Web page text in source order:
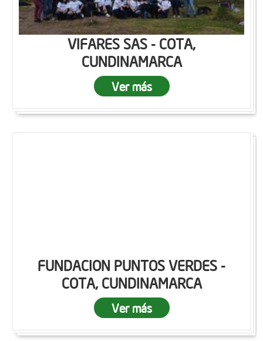
VIFARES SAS - COTA,
CUNDINAMARCA
Ver más
FUNDACION PUNTOS VERDES -
COTA, CUNDINAMARCA
Ver más